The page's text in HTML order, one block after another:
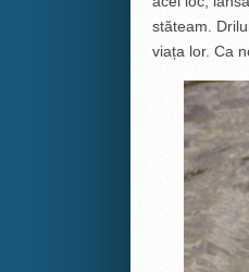
stăteam.
viața lor. Ca